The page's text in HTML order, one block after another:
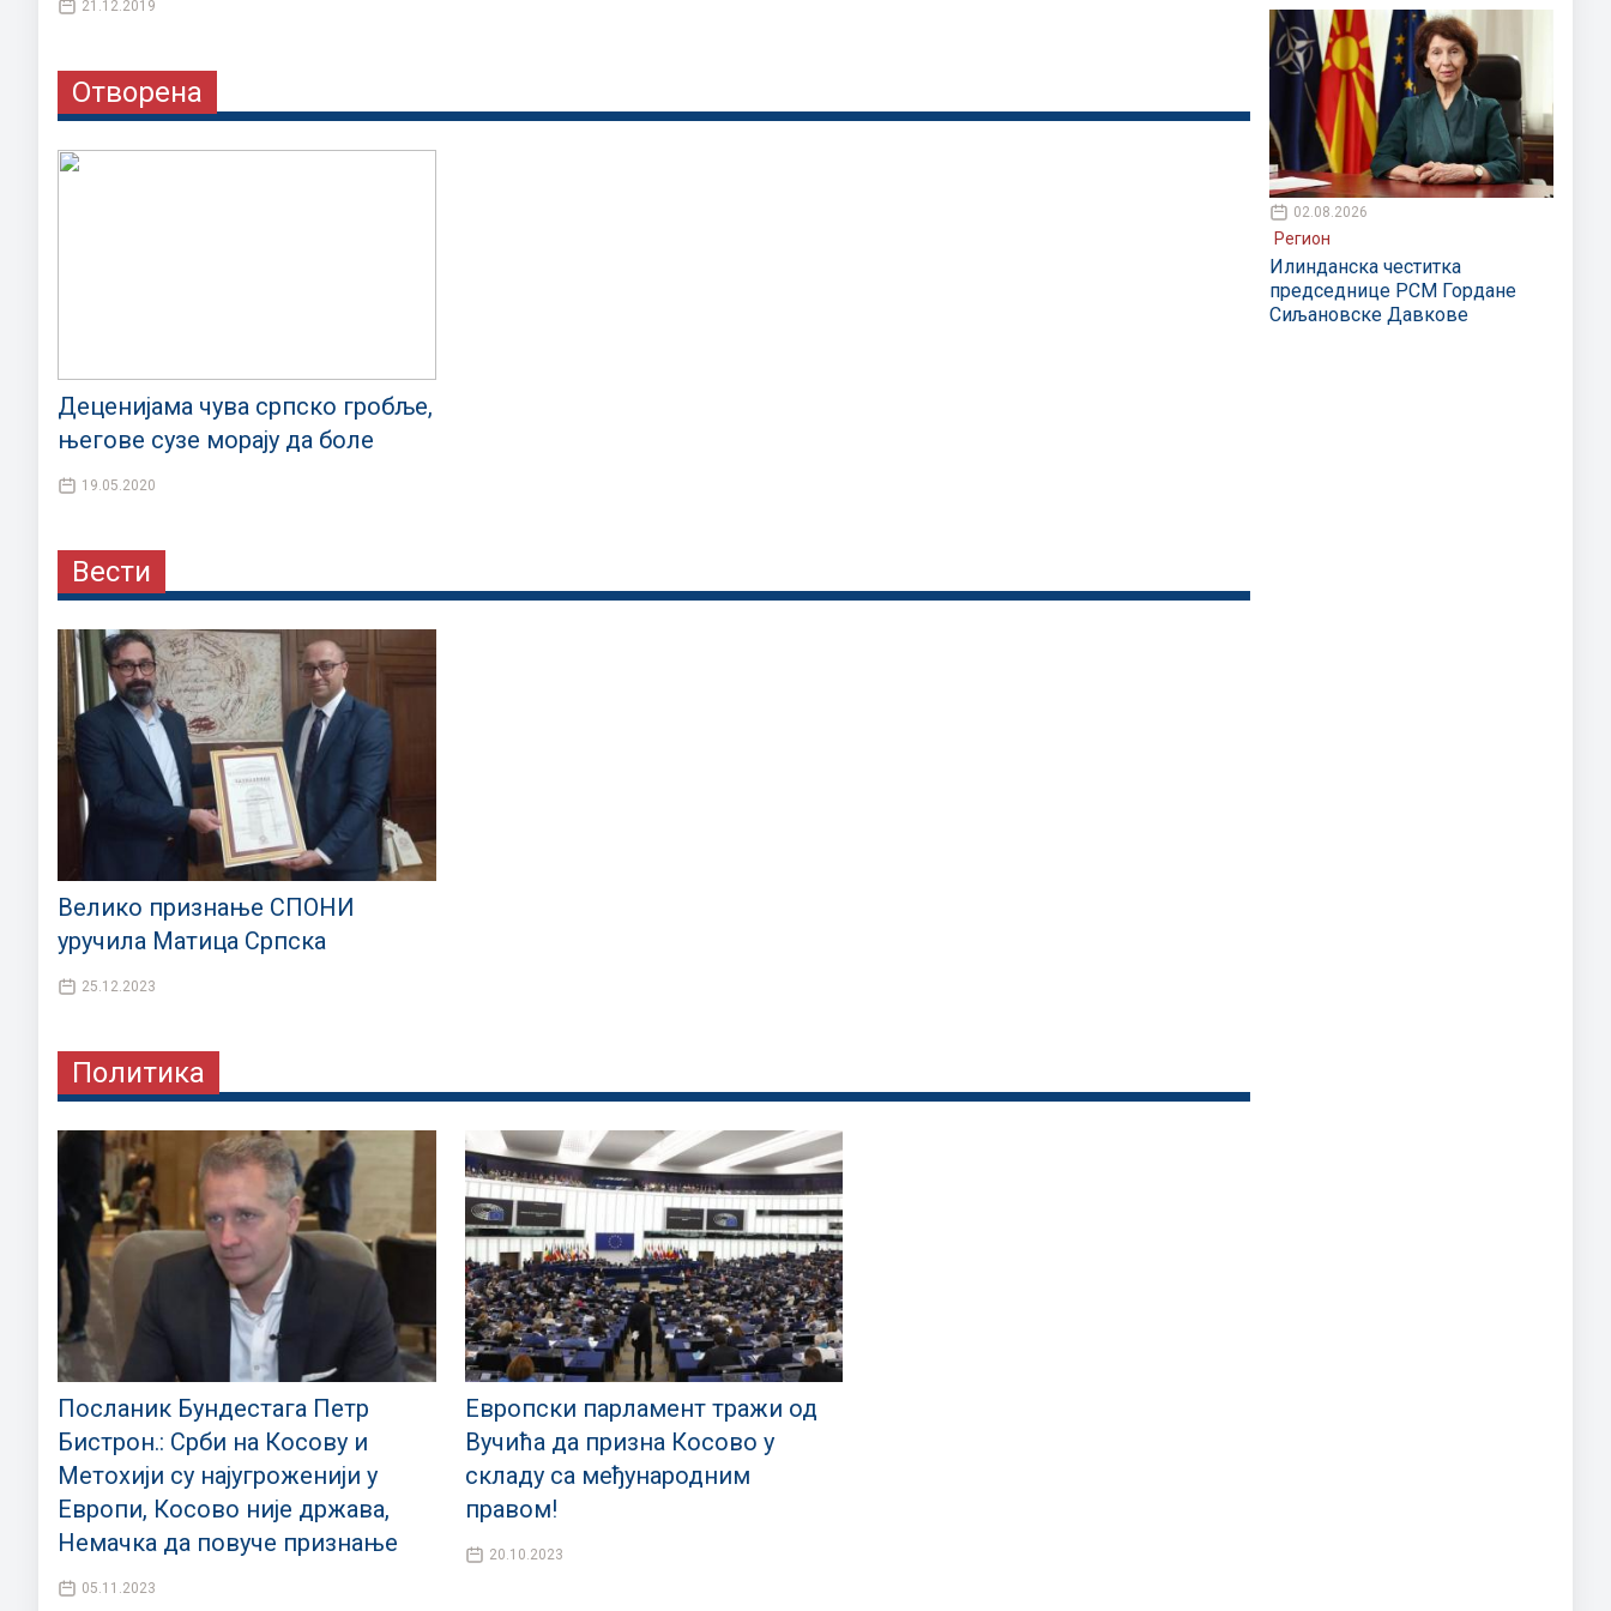
21.12.2019
Отворена
Деценијама чува српско гробље,
његове сузе морају да боле
19.05.2020
Вести
Велико признање СПОНИ
уручила Матица Српска
25.12.2023
Политика
Посланик Бундестага Петр
Бистрон.: Срби на Косову и
Метохији су најугроженији у
Европи, Косово није држава,
Немачка да повуче признање
05.11.2023
Европски парламент тражи од
Вучића да призна Косово у
складу са међународним
правом!
20.10.2023
02.08.2026
Регион
Илинданска честитка
председнице РСМ Гордане
Сиљановске Давкове